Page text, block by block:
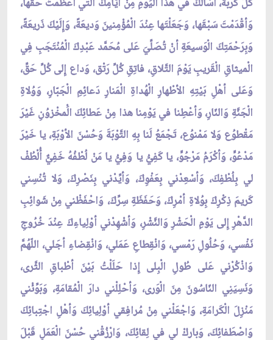
وَأقْدَمْتَ سَبْقَها، وَجَعَلْتَها عِنْدَ الْمُؤْمِنينَ وَديعَةً، وَإِلَيْكَ ذَريعَةً،
وَبِرَحْمَتِكَ الْوَسيعَةِ أنْ تُصَلِّيَ عَلى مُحَمَّد عَبْدِكَ الْمُنْتَجَبِ فِي
الْميثاقِ الْقَريبِ يَوْمَ التَّلاقِ، فاتِقِ كُلِّ رَتْق، وَداع إِلى كُلِّ حَقِّ،
وَعَلى أهْلِ بَيْتِهِ الأطْهارِ الْهُداةِ الْمَنارِ دَعائِمِ الْجَبّارِ، وَوُلاةِ
الْجَنَّةِ وَالنّارِ، وَأعْطِنا في يَوْمِنا هذا مِنْ عَطائِكَ الَْمخْزوُنِ غَيْرَ
مَقْطوُع وَلا مَمْنوُع، تَجْمَعُ لَنا بِهِ التَّوْبَةَ وَحُسْنَ الأوْبَةِ، يا خَيْرَ
مَدْعُوٍّ، وَأكْرَمُ مَرْجُوٍّ، يا كَفِيُّ يا وَفِيُّ يا مَنْ لُطْفُهُ خَفِيٌّ أُلْطُفْ
لي بِلُطْفِكَ، وَأسْعِدْني بِعَفْوِكَ، وَأيِّدْني بِنَصْرِكَ، وَلا تُنْسِني
كَريمَ ذِكْرِكَ بِوُلاةِ أمْرِكَ، وَحَفَظَةِ سِرِّكَ، وَاحْفَظْني مِنْ شَوائِبِ
الدَّهْرِ إِلى يَوْمِ الْحَشْرِ وَالنَّشْرِ، وَأشْهِدْني أوْلِياءِكَ عِنْدَ خُرُوجِ
نَفْسي، وَحُلُولِ رَمْسي، وَانْقِطاعِ عَمَلي، وَانْقِضاءِ أجَلي، اللّهُمَّ
وَاذْكُرْني عَلى طُولِ الْبِلى إِذا حَلَلْتُ بَيْنَ أطْباقِ الثَّرى،
وَنَسِيَنِي النّاسُونَ مِنَ الْوَرى، وَأحْلِلْني دارَ الْمُقامَةِ، وَبَوِّئْني
مَنْزِلَ الْكَرامَةِ، وَاجْعَلْني مِنْ مُرافِقي أوْلِيائِكَ وَأهْلِ اجْتِبائِكَ
وَاصْطَفائِكَ، وَباركْ لي في لِقائِكَ، وَارْزُقْني حُسْنَ الْعَمَلِ قَبْلَ